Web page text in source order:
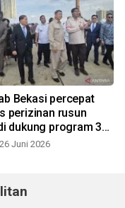
Bekasi percepat
perizinan rusun
dukung program 3
Juni 2026